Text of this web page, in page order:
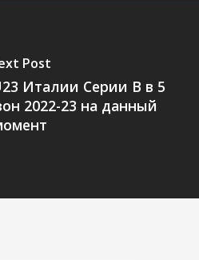
Post
Италии Серии B в 5
2022-23 на данный